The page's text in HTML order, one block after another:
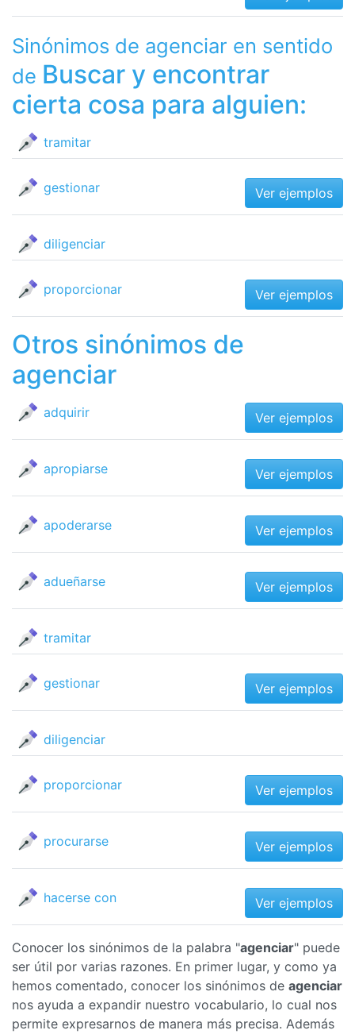
Sinónimos de agenciar en sentido
de Buscar y encontrar
cierta cosa para alguien:
tramitar
gestionar Ver ejemplos
diligenciar
proporcionar Ver ejemplos
Otros sinónimos de
agenciar
adquirir Ver ejemplos
apropiarse Ver ejemplos
apoderarse Ver ejemplos
adueñarse Ver ejemplos
tramitar
gestionar Ver ejemplos
diligenciar
proporcionar Ver ejemplos
procurarse Ver ejemplos
hacerse con Ver ejemplos
Conocer los sinónimos de la palabra "agenciar" puede
ser útil por varias razones. En primer lugar, y como ya
hemos comentado, conocer los sinónimos de agenciar
nos ayuda a expandir nuestro vocabulario, lo cual nos
permite expresarnos de manera más precisa. Además